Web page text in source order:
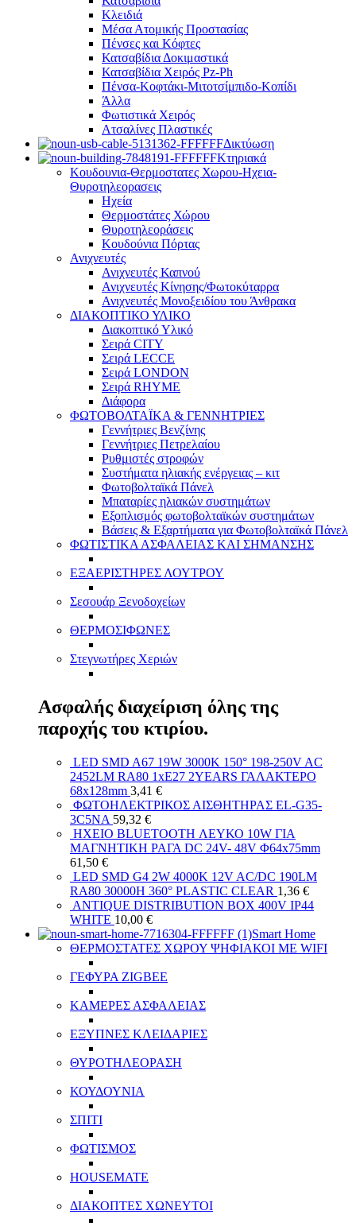
Κλειδιά
Μέσα Ατομικής Προστασίας
Πένσες και Κόφτες
Κατσαβίδια Δοκιμαστικά
Κατσαβίδια Χειρός Pz-Ph
Πένσα-Κοφτάκι-Μιτοτσίμπιδο-Κοπίδι
Άλλα
Φωτιστικά Χειρός
Ατσαλίνες Πλαστικές
Δικτύωση
Κτηριακά
Κουδουνια-Θερμοστατες Χωρου-Ηχεια-
Θυροτηλεορασεις
Ηχεία
Θερμοστάτες Χώρου
Θυροτηλεοράσεις
Κουδούνια Πόρτας
Ανιχνευτές
Ανιχνευτές Καπνού
Ανιχνευτές Κίνησης/Φωτοκύταρρα
Ανιχνευτές Μονοξειδίου του Άνθρακα
ΔΙΑΚΟΠΤΙΚΟ ΥΛΙΚΟ
Διακοπτικό Υλικό
Σειρά CITY
Σειρά LECCE
Σειρά LONDON
Σειρά RHYME
Διάφορα
ΦΩΤΟΒΟΛΤΑΪΚΑ & ΓΕΝΝΗΤΡΙΕΣ
Γεννήτριες Βενζίνης
Γεννήτριες Πετρελαίου
Ρυθμιστές στροφών
Συστήματα ηλιακής ενέργειας – κιτ
Φωτοβολταϊκά Πάνελ
Μπαταρίες ηλιακών συστημάτων
Εξοπλισμός φωτοβολταϊκών συστημάτων
Βάσεις & Εξαρτήματα για Φωτοβολταϊκά Πάνελ
ΦΩΤΙΣΤΙΚΑ ΑΣΦΑΛΕΙΑΣ ΚΑΙ ΣΗΜΑΝΣΗΣ
ΕΞΑΕΡΙΣΤΗΡΕΣ ΛΟΥΤΡΟΥ
Σεσουάρ Ξενοδοχείων
ΘΕΡΜΟΣΙΦΩΝΕΣ
Στεγνωτήρες Χεριών
Ασφαλής διαχείριση όλης της
παροχής του κτιρίου.
LED SMD A67 19W 3000K 150° 198-250V AC
2452LM RA80 1xE27 2YEARS ΓΑΛΑΚΤΕΡΟ
68x128mm 3,41 €
ΦΩΤΟΗΛΕΚΤΡΙΚΟΣ ΑΙΣΘΗΤΗΡΑΣ EL-G35-
3C5NA 59,32 €
ΗΧΕΙΟ BLUETOOTH ΛΕΥΚΟ 10W ΓΙΑ
ΜΑΓΝΗΤΙΚΗ ΡΑΓΑ DC 24V- 48V Φ64x75mm
61,50 €
LED SMD G4 2W 4000K 12V AC/DC 190LM
RA80 30000H 360° PLASTIC CLEAR 1,36 €
ANTIQUE DISTRIBUTION BOX 400V IP44
WHITE 10,00 €
Smart Home
ΘΕΡΜΟΣΤΑΤΕΣ ΧΩΡΟΥ ΨΗΦΙΑΚΟΙ ΜΕ WIFI
ΓΕΦΥΡΑ ZIGBEE
ΚΑΜΕΡΕΣ ΑΣΦΑΛΕΙΑΣ
ΕΞΥΠΝΕΣ ΚΛΕΙΔΑΡΙΕΣ
ΘΥΡΟΤΗΛΕΟΡΑΣΗ
ΚΟΥΔΟΥΝΙΑ
ΣΠΙΤΙ
ΦΩΤΙΣΜΟΣ
HOUSEMATE
ΔΙΑΚΟΠΤΕΣ ΧΩΝΕΥΤΟΙ